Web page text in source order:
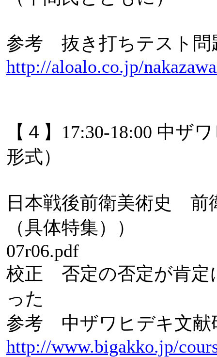
参考 抜き打ちテスト問
http://aloalo.co.jp/
【４】17:30-18:00 中ザ
形式）
日本戦後前衛美術史 前
（具体特集））
07r06.pdf
校正 否定の否定が肯
った
参考 中ザワヒデキ文献
http://www.bigakko.jp/